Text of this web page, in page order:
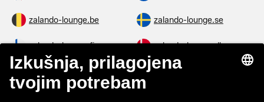
zalando-lounge.be zalando-lounge.se
zalando-lounge.fi zalando-lounge.dk
zalando-lounge.co.uk zalando-lounge.pl